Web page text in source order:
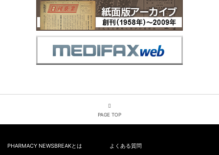
PAGE TOP
PHARMACY NEWSBREAKとは よくある質問